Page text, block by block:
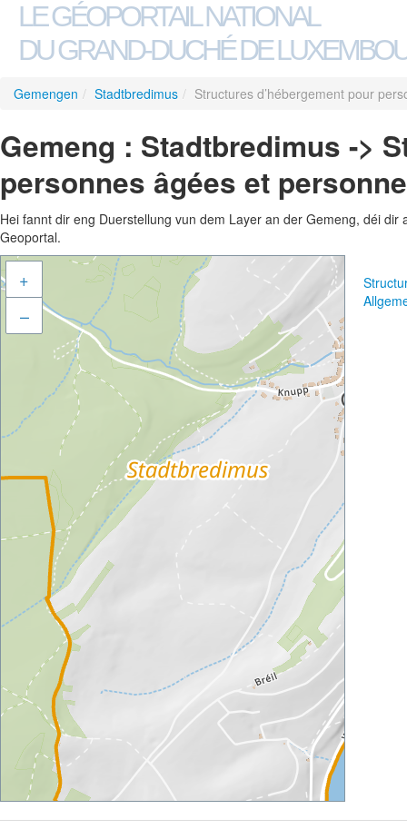
LE GÉOPORTAIL NATIONAL
DU GRAND-DUCHÉ DE
Gemengen / Stadtbredimus / Structures d’hébergement pour
Gemeng : Stadtbredimus ->
personnes âgées et
Hei fannt dir eng Duerstellung vun dem Layer an der Gemeng, déi
Geoportal.
+
–